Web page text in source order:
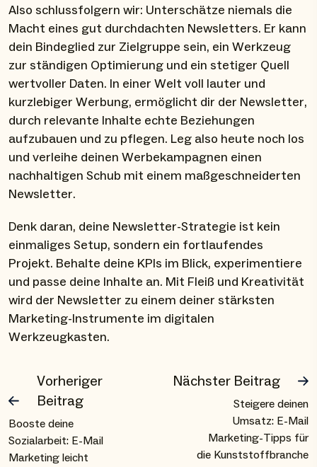
Also schlussfolgern wir: Unterschätze niemals die
Macht eines gut durchdachten Newsletters. Er kann
dein Bindeglied zur Zielgruppe sein, ein Werkzeug
zur ständigen Optimierung und ein stetiger Quell
wertvoller Daten. In einer Welt voll lauter und
kurzlebiger Werbung, ermöglicht dir der Newsletter,
durch relevante Inhalte echte Beziehungen
aufzubauen und zu pflegen. Leg also heute noch los
und verleihe deinen Werbekampagnen einen
nachhaltigen Schub mit einem maßgeschneiderten
Newsletter.
Denk daran, deine Newsletter-Strategie ist kein
einmaliges Setup, sondern ein fortlaufendes
Projekt. Behalte deine KPIs im Blick, experimentiere
und passe deine Inhalte an. Mit Fleiß und Kreativität
wird der Newsletter zu einem deiner stärksten
Marketing-Instrumente im digitalen
Werkzeugkasten.
Vorheriger
Beitrag
Booste deine
Sozialarbeit: E-Mail
Marketing leicht
Nächster Beitrag
Steigere deinen
Umsatz: E-Mail
Marketing-Tipps für
die Kunststoffbranche